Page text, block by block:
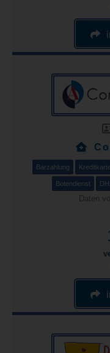
Barzahlung Kreditkarte
Botendienst DHL
Daten